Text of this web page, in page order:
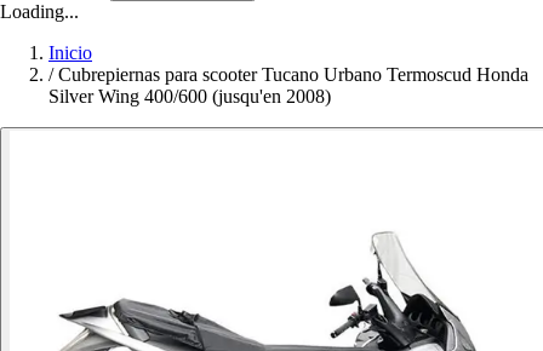
Loading...
Inicio
/ Cubrepiernas para scooter Tucano Urbano Termoscud Honda
Silver Wing 400/600 (jusqu'en 2008)